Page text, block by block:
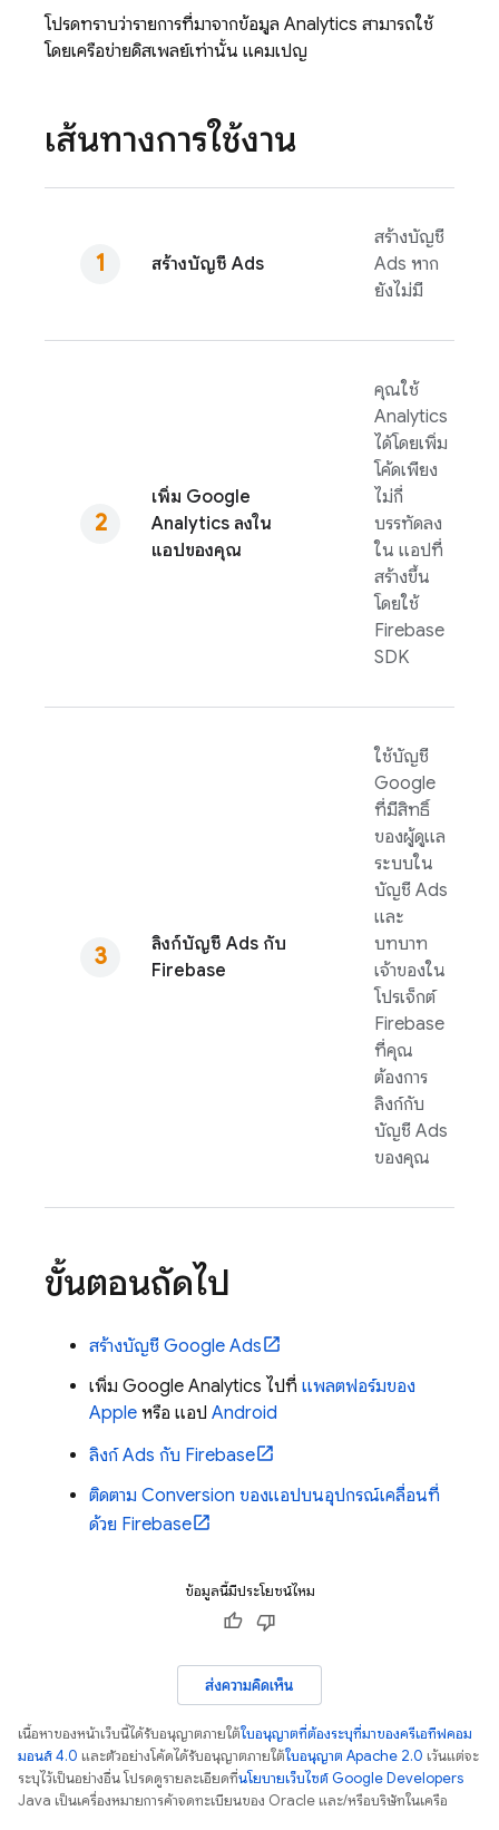
โปรดทราบว่ารายการที่มาจากข้อมูล Analytics สามารถใช้
โดยเครือข่ายดิสเพลย์เท่านั้น แคมเปญ
เส้นทางการใช้งาน
สร้างบัญชี Ads
สร้างบัญชี
Ads หาก
ยังไม่มี
เพิ่ม Google
Analytics ลงใน
แอปของคุณ
คุณใช้
Analytics
ได้โดยเพิ่ม
โค้ดเพียง
ไม่กี่
บรรทัดลง
ใน แอปที่
สร้างขึ้น
โดยใช้
Firebase
SDK
ลิงก์บัญชี Ads กับ
Firebase
ใช้บัญชี
Google
ที่มีสิทธิ์
ของผู้ดูแล
ระบบใน
บัญชี Ads
และ
บทบาท
เจ้าของใน
โปรเจ็กต์
Firebase
ที่คุณ
ต้องการ
ลิงก์กับ
บัญชี Ads
ของคุณ
ขั้นตอนถัดไป
สร้างบัญชี Google Ads
เพิ่ม Google Analytics ไปที่ แพลตฟอร์มของ
Apple หรือ แอป Android
ลิงก์Ads กับ Firebase
ติดตาม Conversion ของแอปบนอุปกรณ์เคลื่อนที่
ด้วย Firebase
ข้อมูลนี้มีประโยชน์ไหม
ส่งความคิดเห็น
เนื้อหาของหน้าเว็บนี้ได้รับอนุญาตภายใต้ใบอนุญาตที่ต้องระบุที่มาของครีเอทีฟคอม
มอนส์ 4.0 และตัวอย่างโค้ดได้รับอนุญาตภายใต้ใบอนุญาต Apache 2.0 เว้นแต่จะ
ระบุไว้เป็นอย่างอื่น โปรดดูรายละเอียดที่นโยบายเว็บไซต์ Google Developers
Java เป็นเครื่องหมายการค้าจดทะเบียนของ Oracle และ/หรือบริษัทในเครือ